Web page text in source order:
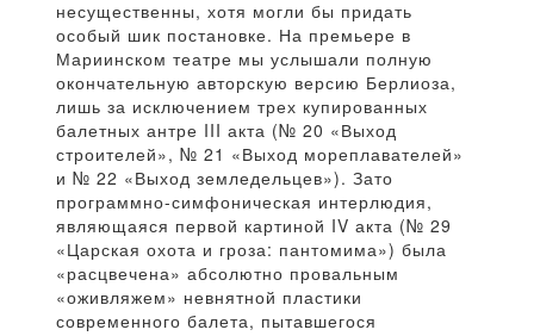
несущественны, хотя могли бы придать
особый шик постановке. На премьере в
Мариинском театре мы услышали полную
окончательную авторскую версию Берлиоза,
лишь за исключением трех купированных
балетных антре III акта (№ 20 «Выход
строителей», № 21 «Выход мореплавателей»
и № 22 «Выход земледельцев»). Зато
программно-симфоническая интерлюдия,
являющаяся первой картиной IV акта (№ 29
«Царская охота и гроза: пантомима») была
«расцвечена» абсолютно провальным
«оживляжем» невнятной пластики
современного балета, пытавшегося